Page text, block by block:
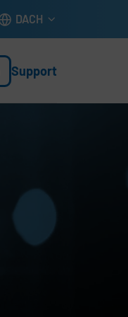
DACH
Support